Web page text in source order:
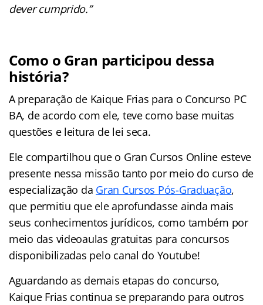
dever cumprido.”
Como o Gran participou dessa
história?
A preparação de Kaique Frias para o Concurso PC
BA, de acordo com ele, teve como base muitas
questões e leitura de lei seca.
Ele compartilhou que o Gran Cursos Online esteve
presente nessa missão tanto por meio do curso de
especialização da Gran Cursos Pós-Graduação,
que permitiu que ele aprofundasse ainda mais
seus conhecimentos jurídicos, como também por
meio das videoaulas gratuitas para concursos
disponibilizadas pelo canal do Youtube!
Aguardando as demais etapas do concurso,
Kaique Frias continua se preparando para outros